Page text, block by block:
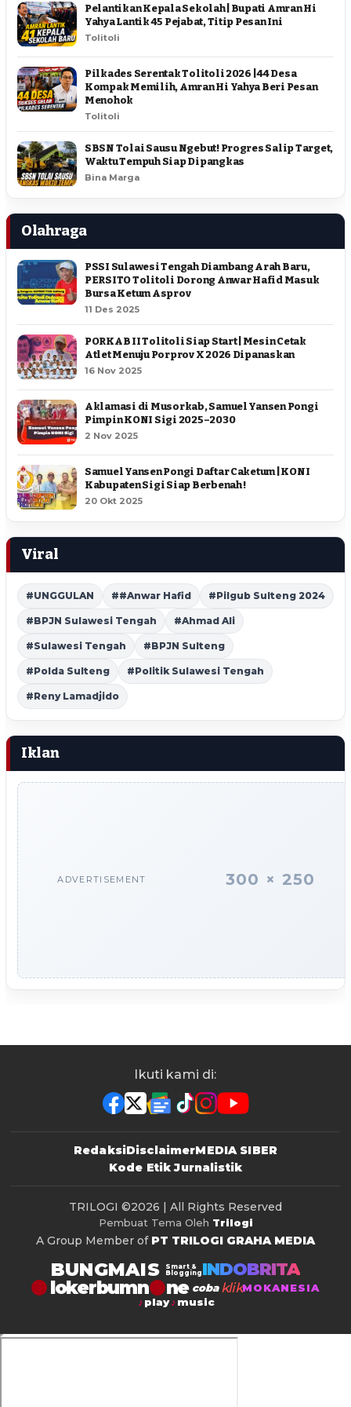
Pelantikan Kepala Sekolah | Bupati Amran Hi
Yahya Lantik 45 Pejabat, Titip Pesan Ini
Tolitoli
Pilkades Serentak Tolitoli 2026 | 44 Desa
Kompak Memilih, Amran Hi Yahya Beri Pesan
Menohok
Tolitoli
SBSN Tolai Sausu Ngebut! Progres Salip Target,
Waktu Tempuh Siap Dipangkas
Bina Marga
Olahraga
PSSI Sulawesi Tengah Diambang Arah Baru,
PERSITO Tolitoli Dorong Anwar Hafid Masuk
Bursa Ketum Asprov
11 Des 2025
PORKAB II Tolitoli Siap Start | Mesin Cetak
Atlet Menuju Porprov X 2026 Dipanaskan
16 Nov 2025
Aklamasi di Musorkab, Samuel Yansen Pongi
Pimpin KONI Sigi 2025–2030
2 Nov 2025
Samuel Yansen Pongi Daftar Caketum | KONI
Kabupaten Sigi Siap Berbenah !
20 Okt 2025
Viral
#UNGGULAN ##Anwar Hafid #Pilgub Sulteng 2024
#BPJN Sulawesi Tengah #Ahmad Ali
#Sulawesi Tengah #BPJN Sulteng
#Polda Sulteng #Politik Sulawesi Tengah
#Reny Lamadjido
Iklan
ADVERTISEMENT 300 × 250
Ikuti kami di:
RedaksiDisclaimerMEDIA SIBER
Kode Etik Jurnalistik
TRILOGI ©2026 | All Rights Reserved
Pembuat Tema Oleh Trilogi
A Group Member of PT TRILOGI GRAHA MEDIA
BUNGMAIS
Smart &
Blogging INDOBRITA
lokerbumn coba klikMOKANESIA
play
music